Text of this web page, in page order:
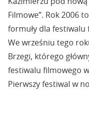
Filmowe”. Rok 2006
formuły dla
We wrześniu tego
Brzegi, którego
festiwalu filmowego
Pierwszy festiwal w